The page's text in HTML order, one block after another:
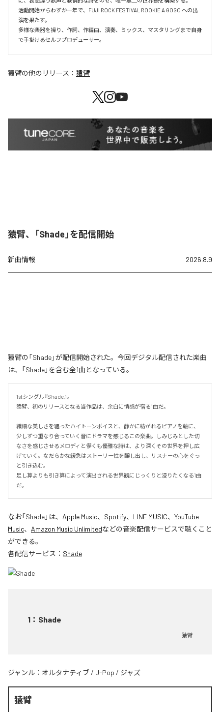
活動開始からわずか一年で、FUJI ROCK FESTIVAL ROOKIE A GOGO への出
演を果たす。
多様な楽器を操り、作詞、作編曲、演奏、ミックス、マスタリングまで自身
で手掛けるセルフプロデューサー。
猿臂の他のリリース： 猿臂
猿臂、「Shade」を配信開始
新曲情報 2026.8.9
猿臂の「Shade」が配信開始された。今回デジタル配信された楽曲
は、「Shade」を含む全1曲となっている。
1stシングル『Shade』。
猿臂、初のリリースとなる当作品は、余白に情感が宿る1曲だ。
繊細な美しさを纏ったハイトーンボイスと、静かに紡がれるピアノを軸に、
少しずつ重なり合っていく音にドラマを感じるこの楽曲。しみじみとした切
なさを感じさせるメロディと儚くも優雅な詩は、より深くその世界を押し広
げていく。なだらかな緩急はストーリー性を醸し出し、リスナーの心をぐっ
と引き込む。
足し算よりも引き算によって演出される世界観にじっくりと浸りたくなる1曲
だ。
なお「Shade」は、 Apple Music、 Spotify、 LINE MUSIC、 YouTube
Music、 Amazon Music Unlimitedなどの音楽配信サービスで聴くこと
ができる。
各配信サービス： Shade
1 ： Shade
猿臂
ジャンル： オルタナティブ / J-Pop / ジャズ
猿臂